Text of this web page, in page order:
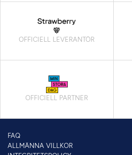
OFFICIELL LEVERANTÖR
OFFICIELL PARTNER
FAQ
ALLMÄNNA VILLKOR